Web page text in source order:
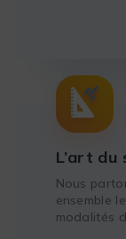
L’art du
Nous
ensemble
modalités